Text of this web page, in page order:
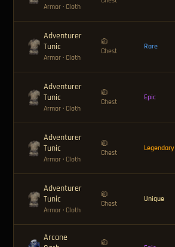
Armor · Cloth
Adventurer
Tunic
Armor · Cloth
🧥
Chest
Rare
Adventurer
Tunic
Armor · Cloth
🧥
Chest
Epic
Adventurer
Tunic
Armor · Cloth
🧥
Chest
Legendary
Adventurer
Tunic
Armor · Cloth
🧥
Chest
Unique
Arcane
🧥